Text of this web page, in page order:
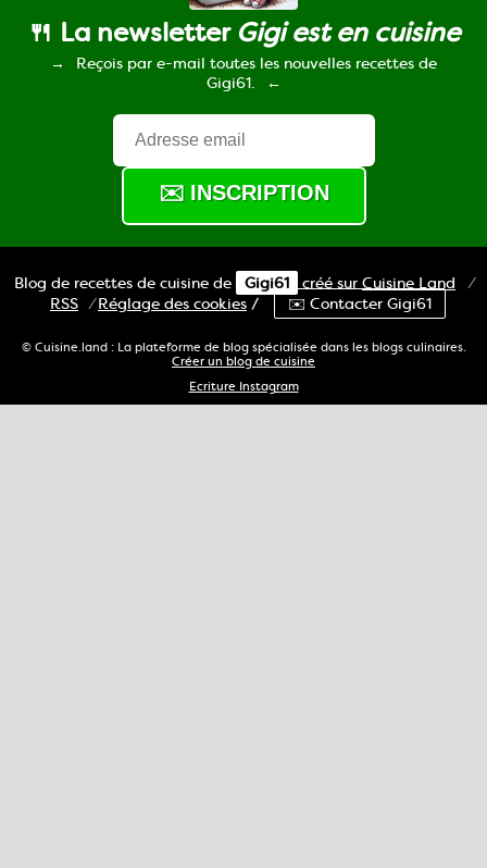
🍴 La newsletter Gigi est en cuisine
Reçois par e-mail toutes les nouvelles recettes de
Gigi61.
Blog de recettes de cuisine de Gigi61 créé sur Cuisine Land
⁄
RSS ⁄Réglage des cookies / ✉️ Contacter Gigi61
© Cuisine.land : La plateforme de blog spécialisée dans les blogs culinaires.
Créer un blog de cuisine
Ecriture Instagram